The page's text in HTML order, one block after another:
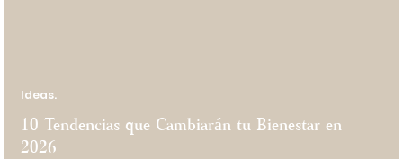
Ideas.
10 Tendencias que Cambiarán tu Bienestar en
2026